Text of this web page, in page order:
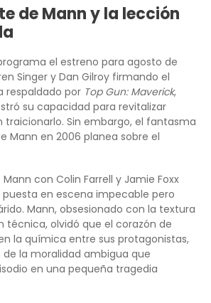
de Mann y la lección
el estreno para agosto de
Singer y Dan Gilroy firmando el
respaldado por Top Gun: Maverick,
su capacidad para revitalizar
traicionarlo. Sin embargo, el fantasma
Mann en 2006 planea sobre el
con Colin Farrell y Jamie Foxx
en escena impecable pero
Mann, obsesionado con la textura
técnica, olvidó que el corazón de
la química entre sus protagonistas,
de la moralidad ambigua que
en una pequeña tragedia